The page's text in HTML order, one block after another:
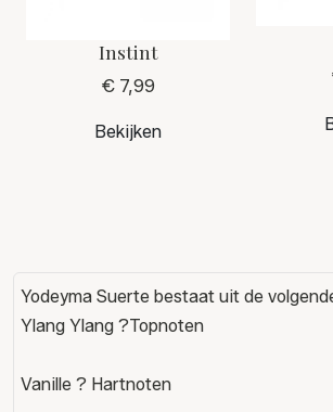
Instint
€ 7,99
Bekijken
Yodeyma Suerte bestaat uit de
Ylang Ylang ?Topnoten
Vanille ? Hartnoten